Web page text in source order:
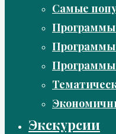
Самые
Программы
Программы
Экскурсии